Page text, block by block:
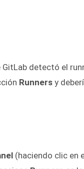
detectó el
Runners y
(haciendo clic en